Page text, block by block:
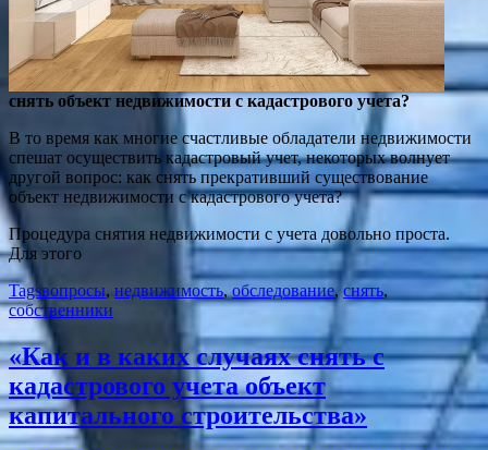
снять объект недвижимости с кадастрового учета?
В то время как многие счастливые обладатели недвижимости
спешат осуществить кадастровый учет, некоторых волнует
другой вопрос: как снять прекративший существование
объект недвижимости с кадастрового учета?
Процедура снятия недвижимости с учета довольно проста.
Для этого
Tagsвопросы, недвижимость, обследование, снять,
собственники
«Как и в каких случаях снять с
кадастрового учета объект
капитального строительства»